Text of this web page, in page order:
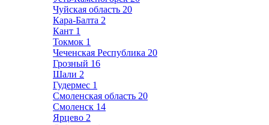
Чуйская область 20
Кара-Балта 2
Кант 1
Токмок 1
Чеченская Республика 20
Грозный 16
Шали 2
Гудермес 1
Смоленская область 20
Смоленск 14
Ярцево 2